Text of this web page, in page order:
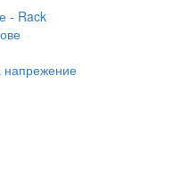
- Rack
напрежение